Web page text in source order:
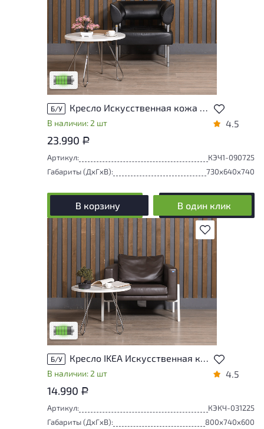
У товара присутствуют незначительные
следы эксплуатации, не влияющие на
удобство его использования
Низкая степень износа
Б/У Кресло Искусственная кожа Чёрный
В наличии: 2 шт 4.5
23.990 Р
Артикул:
КЭЧ1-090725
Габариты (ДxГxВ):
730x640x740
В корзину В один клик
В избранное
У товара присутствуют незначительные
следы эксплуатации, не влияющие на
удобство его использования
Низкая степень износа
Б/У Кресло IKEA Искусственная кожа Коричневый Польша
В наличии: 2 шт 4.5
14.990 Р
Артикул:
КЭКЧ-031225
Габариты (ДxГxВ):
800x740x600